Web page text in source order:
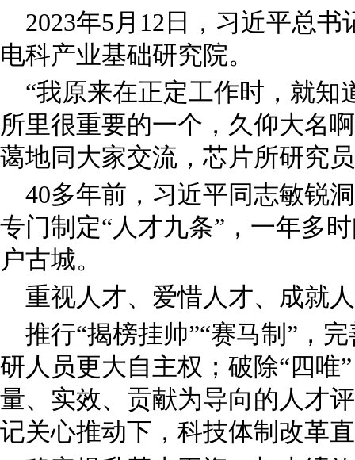
2023年5月12日，习近平总
电科产业基础研究院。
“我原来在正定工作时，就知
所里很重要的一个，久仰大名
蔼地同大家交流，芯片所研究
40多年前，习近平同志敏锐
专门制定“人才九条”，一年多
户古城。
重视人才、爱惜人才、成就
推行“揭榜挂帅”“赛马制”，
研人员更大自主权；破除“四唯
量、实效、贡献为导向的人才
记关心推动下，科技体制改革